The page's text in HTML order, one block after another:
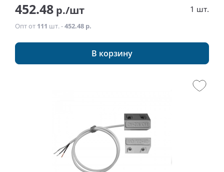
452.48 р./шт 1 шт.
Опт от 111 шт. -452.48 р.
В корзину